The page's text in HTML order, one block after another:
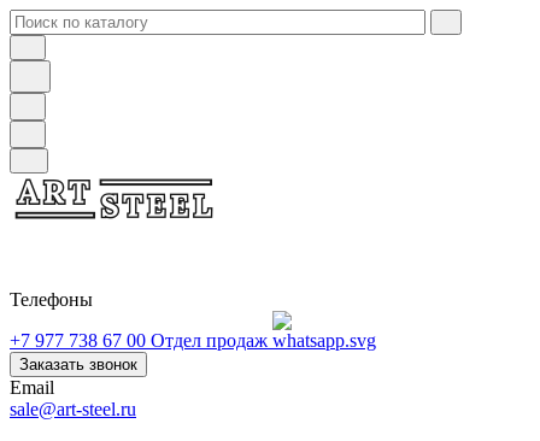
Телефоны
+7 977 738 67 00 Отдел продаж
Заказать звонок
Email
sale@art-steel.ru